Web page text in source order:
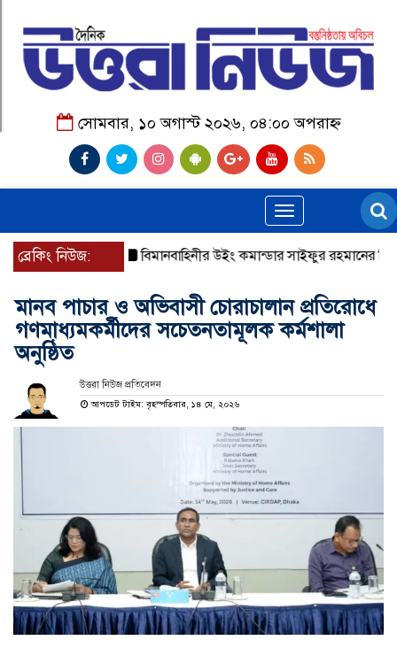
সোমবার, ১০ অগাস্ট ২০২৬, ০৪:০০ অপরাহ্ন
Toggle
navigation
ব্রেকিং নিউজ: বিমানবাহিনীর উইং কমান্ডার সাইফুর রহমানের বিরুদ্ধে
মানব পাচার ও অভিবাসী চোরাচালান প্রতিরোধে
গণমাধ্যমকর্মীদের সচেতনতামূলক কর্মশালা
অনুষ্ঠিত
উত্তরা নিউজ প্রতিবেদন
আপডেট টাইম: বৃহস্পতিবার, ১৪ মে, ২০২৬